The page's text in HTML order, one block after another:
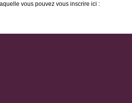
vous pouvez vous inscrire ici :